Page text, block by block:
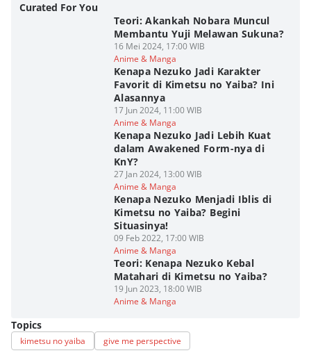
Curated For You
Teori: Akankah Nobara Muncul
Membantu Yuji Melawan Sukuna?
16 Mei 2024, 17:00 WIB
Anime & Manga
Kenapa Nezuko Jadi Karakter
Favorit di Kimetsu no Yaiba? Ini
Alasannya
17 Jun 2024, 11:00 WIB
Anime & Manga
Kenapa Nezuko Jadi Lebih Kuat
dalam Awakened Form-nya di
KnY?
27 Jan 2024, 13:00 WIB
Anime & Manga
Kenapa Nezuko Menjadi Iblis di
Kimetsu no Yaiba? Begini
Situasinya!
09 Feb 2022, 17:00 WIB
Anime & Manga
Teori: Kenapa Nezuko Kebal
Matahari di Kimetsu no Yaiba?
19 Jun 2023, 18:00 WIB
Anime & Manga
Topics
kimetsu no yaiba give me perspective